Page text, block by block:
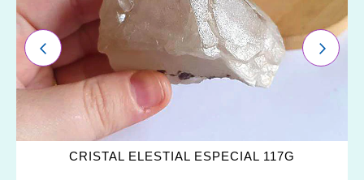
CRISTAL ELESTIAL ESPECIAL 117G
ANTERIOR